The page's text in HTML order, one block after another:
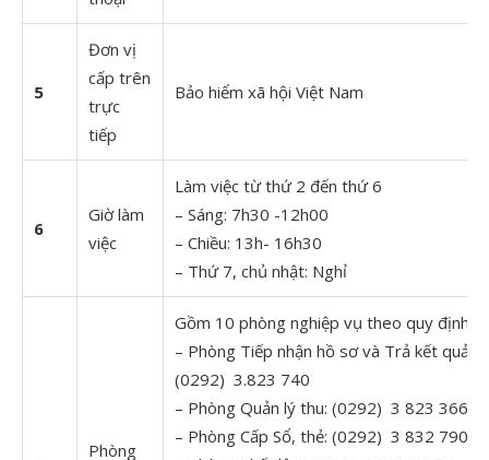
5
Đơn vị
cấp trên
trực
tiếp
Bảo hiểm xã hội Việt Nam
6
Giờ làm
việc
Làm việc từ thứ 2 đến thứ 6
– Sáng: 7h30 -12h00
– Chiều: 13h- 16h30
– Thứ 7, chủ nhật: Nghỉ
Phòng
Gồm 10 phòng nghiệp vụ theo quy định:
– Phòng Tiếp nhận hồ sơ và Trả kết quả:
(0292) 3.823 740
– Phòng Quản lý thu: (0292) 3 823 366
– Phòng Cấp Sổ, thẻ: (0292) 3 832 790